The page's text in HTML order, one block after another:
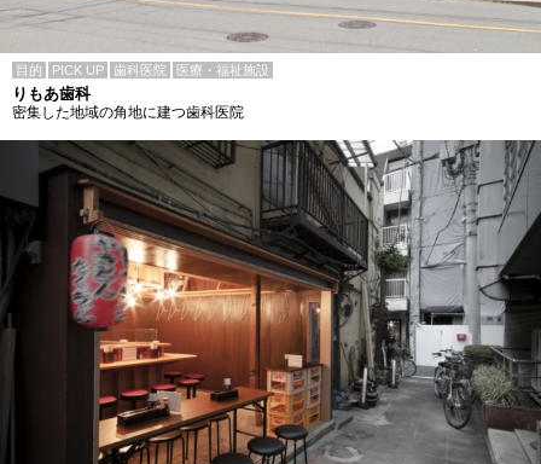
目的 PICK UP 歯科医院 医療・福祉施設
りもあ歯科
密集した地域の角地に建つ歯科医院